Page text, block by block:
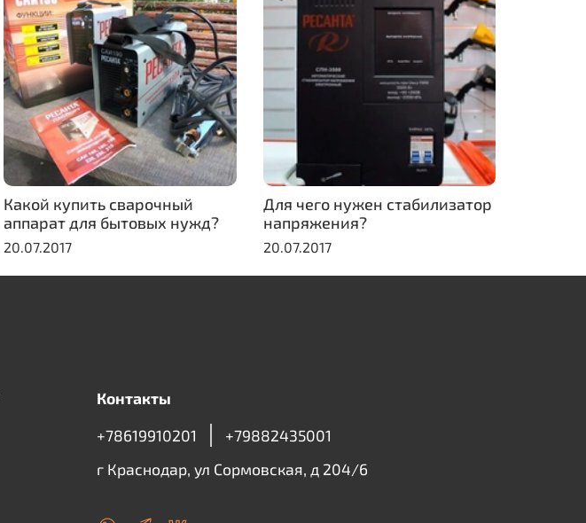
Какой купить сварочный
аппарат для бытовых нужд?
20.07.2017
Для чего нужен стабилизатор
напряжения?
20.07.2017
Контакты
+78619910201
+79882435001
г Краснодар, ул Сормовская, д 204/6